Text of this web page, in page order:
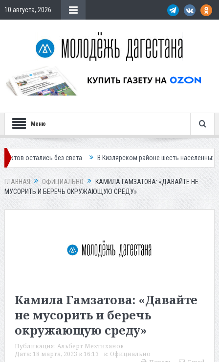
10 августа, 2026
Меню
без света В Кизлярском районе шесть населенных пунктов
ГЛАВНАЯ ОФИЦИАЛЬНО
КАМИЛА ГАМЗАТОВА: «ДАВАЙТЕ НЕ
МУСОРИТЬ И БЕРЕЧЬ ОКРУЖАЮЩУЮ СРЕДУ»
Камила Гамзатова: «Давайте
не мусорить и беречь
окружающую среду»
Публикация: Альберт Мехтиханов
Дата: 18 марта, 2023 в 16:13 в: Официально